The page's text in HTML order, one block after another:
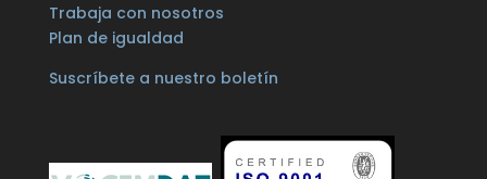
Trabaja con nosotros
Plan de igualdad
Suscríbete a nuestro boletín